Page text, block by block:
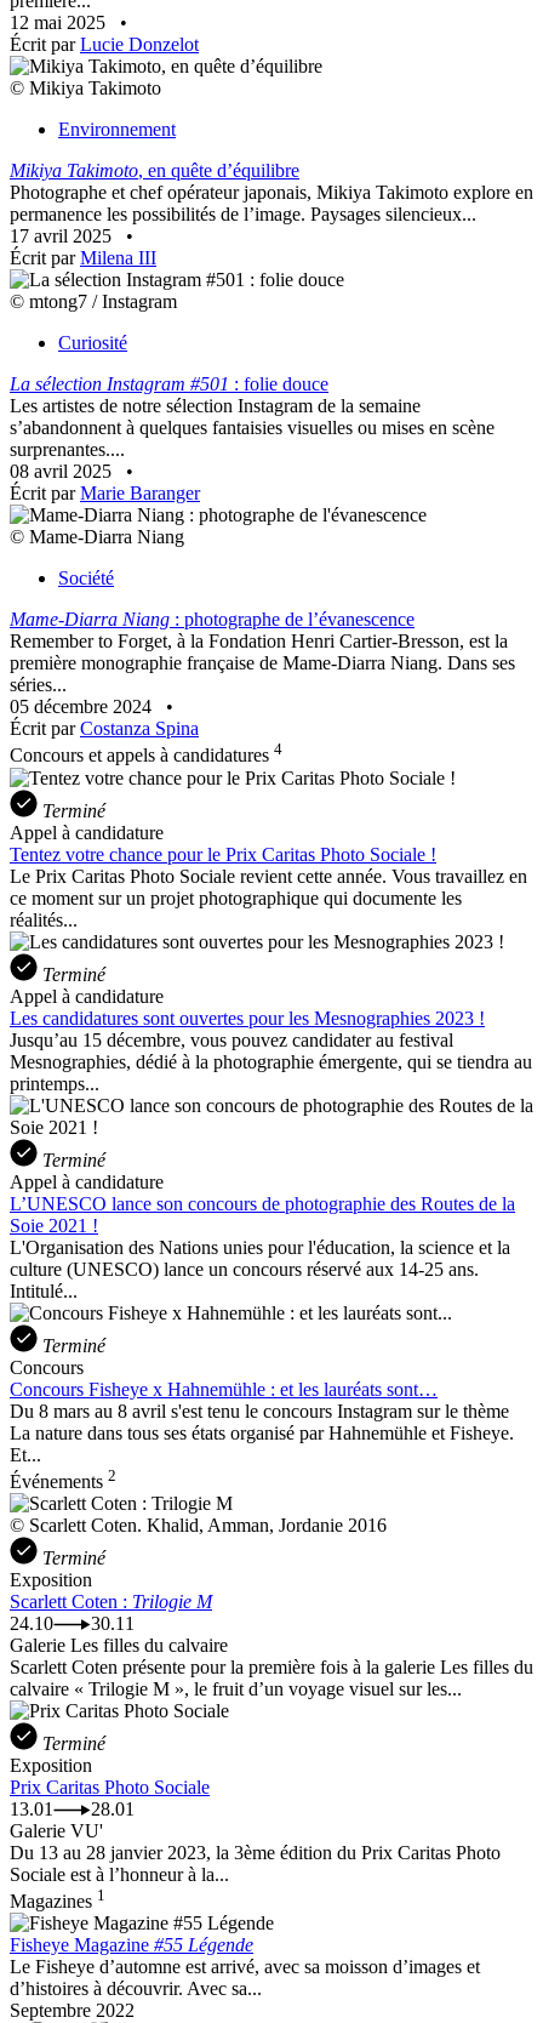
12 mai 2025
•
Écrit parLucie Donzelot
© Mikiya Takimoto
Environnement
Mikiya Takimoto, en quête d’équilibre
Photographe et chef opérateur japonais, Mikiya Takimoto explore en
permanence les possibilités de l’image. Paysages silencieux...
17 avril 2025
•
Écrit parMilena III
© mtong7 / Instagram
Curiosité
La sélection Instagram #501 : folie douce
Les artistes de notre sélection Instagram de la semaine
s’abandonnent à quelques fantaisies visuelles ou mises en scène
surprenantes....
08 avril 2025
•
Écrit parMarie Baranger
© Mame-Diarra Niang
Société
Mame-Diarra Niang : photographe de l’évanescence
Remember to Forget, à la Fondation Henri Cartier-Bresson, est la
première monographie française de Mame-Diarra Niang. Dans ses
séries...
05 décembre 2024
•
Écrit parCostanza Spina
Concours et appels à candidatures 4
Terminé
Appel à candidature
Tentez votre chance pour le Prix Caritas Photo Sociale !
Le Prix Caritas Photo Sociale revient cette année. Vous travaillez en
ce moment sur un projet photographique qui documente les
réalités...
Terminé
Appel à candidature
Les candidatures sont ouvertes pour les Mesnographies 2023 !
Jusqu’au 15 décembre, vous pouvez candidater au festival
Mesnographies, dédié à la photographie émergente, qui se tiendra au
printemps...
Terminé
Appel à candidature
L’UNESCO lance son concours de photographie des Routes de la
Soie 2021 !
L'Organisation des Nations unies pour l'éducation, la science et la
culture (UNESCO) lance un concours réservé aux 14-25 ans.
Intitulé...
Terminé
Concours
Concours Fisheye x Hahnemühle : et les lauréats sont…
Du 8 mars au 8 avril s'est tenu le concours Instagram sur le thème
La nature dans tous ses états organisé par Hahnemühle et Fisheye.
Et...
Événements 2
© Scarlett Coten. Khalid, Amman, Jordanie 2016
Terminé
Exposition
Scarlett Coten : Trilogie M
24.10
30.11
Galerie Les filles du calvaire
Scarlett Coten présente pour la première fois à la galerie Les filles du
calvaire « Trilogie M », le fruit d’un voyage visuel sur les...
Terminé
Exposition
Prix Caritas Photo Sociale
13.01
28.01
Galerie VU'
Du 13 au 28 janvier 2023, la 3ème édition du Prix Caritas Photo
Sociale est à l’honneur à la...
Magazines 1
Fisheye Magazine #55 Légende
Le Fisheye d’automne est arrivé, avec sa moisson d’images et
d’histoires à découvrir. Avec sa...
Septembre 2022